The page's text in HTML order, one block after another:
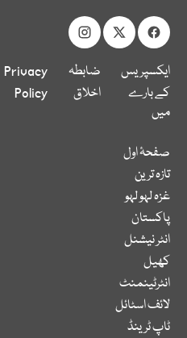
ایکسپریس
کے بارے
میں
ضابطہ
اخلاق
Privacy
Policy
صفحۂ اول
تازہ ترین
غزہ لہو لہو
پاکستان
انٹر نیشنل
کھیل
انٹرٹینمنٹ
لائف اسٹائل
ٹاپ ٹرینڈ